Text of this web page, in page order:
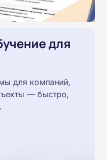
для
для компаний,
— быстро,